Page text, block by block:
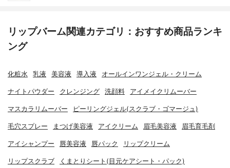
リップバーム関連カテゴリ：おすすめ商品ランキ
ング
化粧水 乳液 美容液 導入液 オールインワンジェル・クリーム
ナイトパウダー クレンジング 洗顔料 アイメイクリムーバー
マスカラリムーバー ピーリングジェル(スクラブ・ゴマージュ)
毛穴スプレー まつげ美容液 アイクリーム 眉毛美容液 眉毛育毛剤
アイシャンプー 唇美容液 唇パック リップクリーム
リップスクラブ くまとりシート(目元ケアシート・パック)